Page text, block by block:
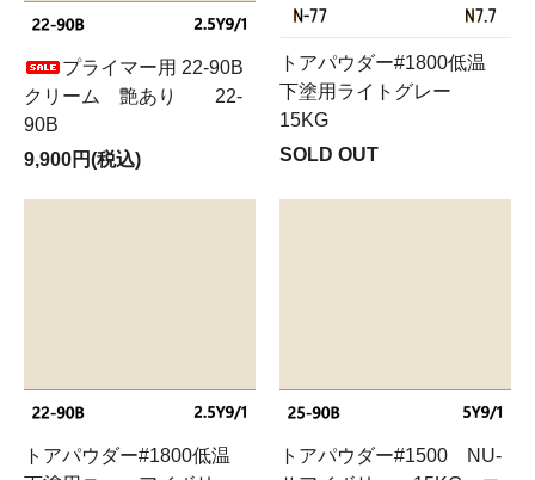
プライマー用 22-90B
クリーム 艶あり 22-
90B
9,900円(税込)
トアパウダー#1800低温
下塗用ライトグレー
15KG
SOLD OUT
トアパウダー#1800低温
トアパウダー#1500 NU-